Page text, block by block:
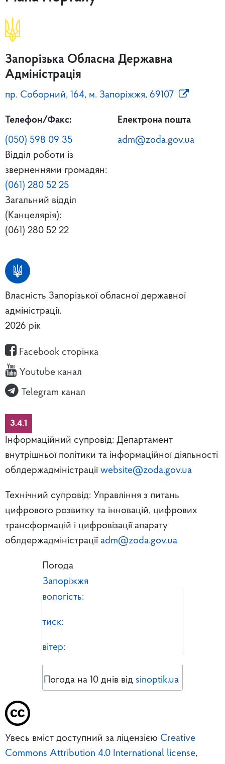
Запорізька Обласна Державна
Адміністрація
пр. Соборний, 164, м. Запоріжжя, 69107
Телефон/Факс:
(050) 598 09 35
Відділ роботи із
зверненнями громадян:
(061) 280 52 25
Загальний відділ
(Канцелярія):
(061) 280 52 22
Електрона пошта
adm@zoda.gov.ua
Власність Запорізької обласної державної
адміністрації.
2026 рік
Facebook сторінка
Youtube канал
Telegram канал
3.4.1
Інформаційний супровід: Департамент
внутрішньої політики та інформаційної діяльності
облдержадміністрації website@zoda.gov.ua
Технічний супровід: Управління з питань
цифрового розвитку та інновацій, цифрових
трансформацій і цифровізації апарату
облдержадміністрації adm@zoda.gov.ua
Погода
Запоріжжя
вологість:
тиск:
вітер:
Погода на 10 днів від sinoptik.ua
Увесь вміст доступний за ліцензією Creative
Commons Attribution 4.0 International license,